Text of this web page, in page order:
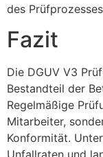
des
Fazit
Die DGUV V3
Bestandteil der
Regelmäßige
Mitarbeiter,
Konformität.
Unfallraten und